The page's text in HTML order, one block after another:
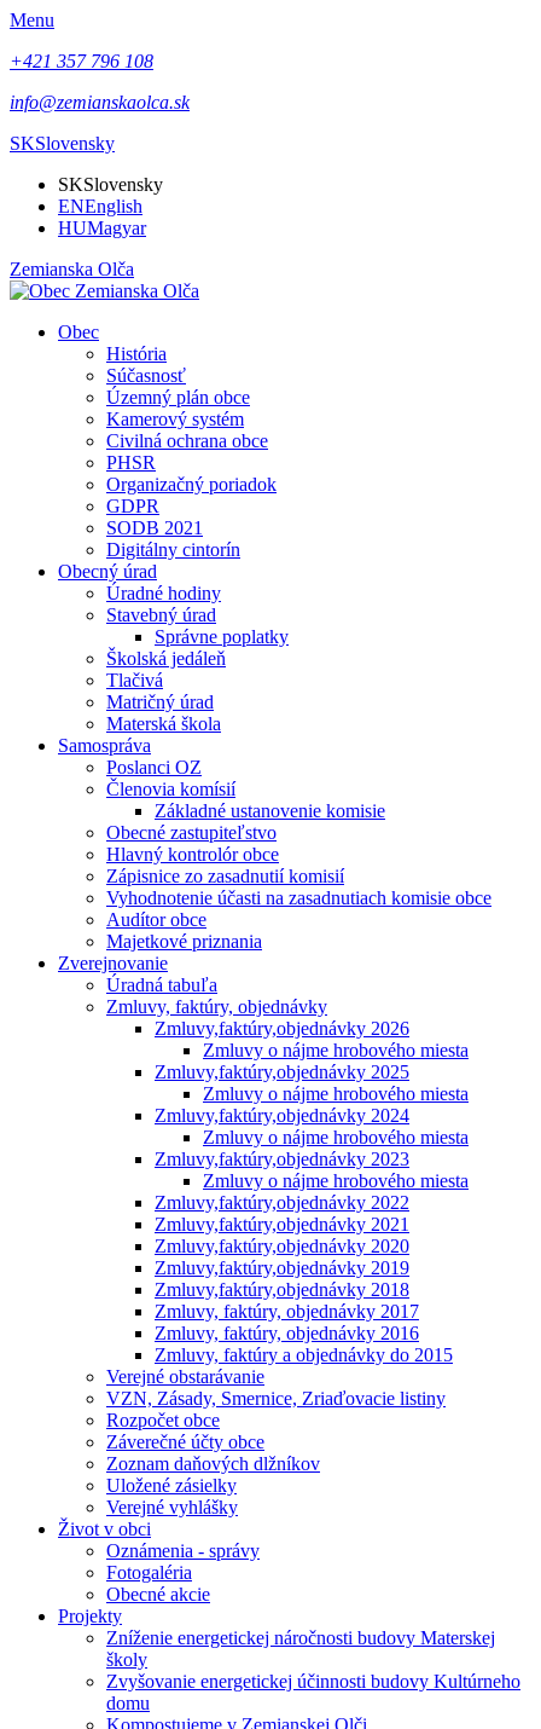
Menu
+421 357 796 108
info@zemianskaolca.sk
SKSlovensky
SKSlovensky
ENEnglish
HUMagyar
Zemianska Olča
Obec
História
Súčasnosť
Územný plán obce
Kamerový systém
Civilná ochrana obce
PHSR
Organizačný poriadok
GDPR
SODB 2021
Digitálny cintorín
Obecný úrad
Úradné hodiny
Stavebný úrad
Správne poplatky
Školská jedáleň
Tlačivá
Matričný úrad
Materská škola
Samospráva
Poslanci OZ
Členovia komísií
Základné ustanovenie komisie
Obecné zastupiteľstvo
Hlavný kontrolór obce
Zápisnice zo zasadnutií komisií
Vyhodnotenie účasti na zasadnutiach komisie obce
Audítor obce
Majetkové priznania
Zverejnovanie
Úradná tabuľa
Zmluvy, faktúry, objednávky
Zmluvy,faktúry,objednávky 2026
Zmluvy o nájme hrobového miesta
Zmluvy,faktúry,objednávky 2025
Zmluvy o nájme hrobového miesta
Zmluvy,faktúry,objednávky 2024
Zmluvy o nájme hrobového miesta
Zmluvy,faktúry,objednávky 2023
Zmluvy o nájme hrobového miesta
Zmluvy,faktúry,objednávky 2022
Zmluvy,faktúry,objednávky 2021
Zmluvy,faktúry,objednávky 2020
Zmluvy,faktúry,objednávky 2019
Zmluvy,faktúry,objednávky 2018
Zmluvy, faktúry, objednávky 2017
Zmluvy, faktúry, objednávky 2016
Zmluvy, faktúry a objednávky do 2015
Verejné obstarávanie
VZN, Zásady, Smernice, Zriaďovacie listiny
Rozpočet obce
Záverečné účty obce
Zoznam daňových dlžníkov
Uložené zásielky
Verejné vyhlášky
Život v obci
Oznámenia - správy
Fotogaléria
Obecné akcie
Projekty
Zníženie energetickej náročnosti budovy Materskej
školy
Zvyšovanie energetickej účinnosti budovy Kultúrneho
domu
Kompostujeme v Zemianskej Olči